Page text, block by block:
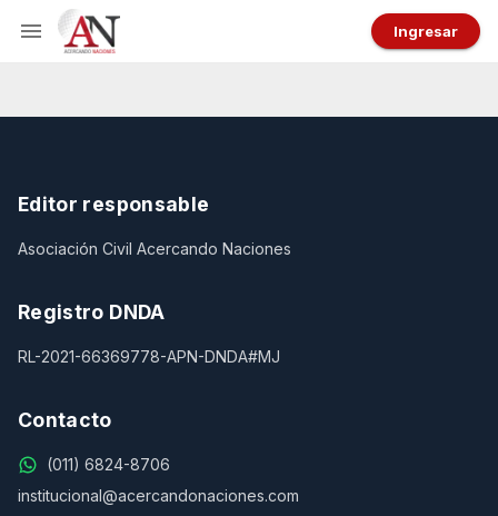
Ingresar
Editor responsable
Asociación Civil Acercando Naciones
Registro DNDA
RL-2021-66369778-APN-DNDA#MJ
Contacto
(011) 6824-8706
institucional@acercandonaciones.com